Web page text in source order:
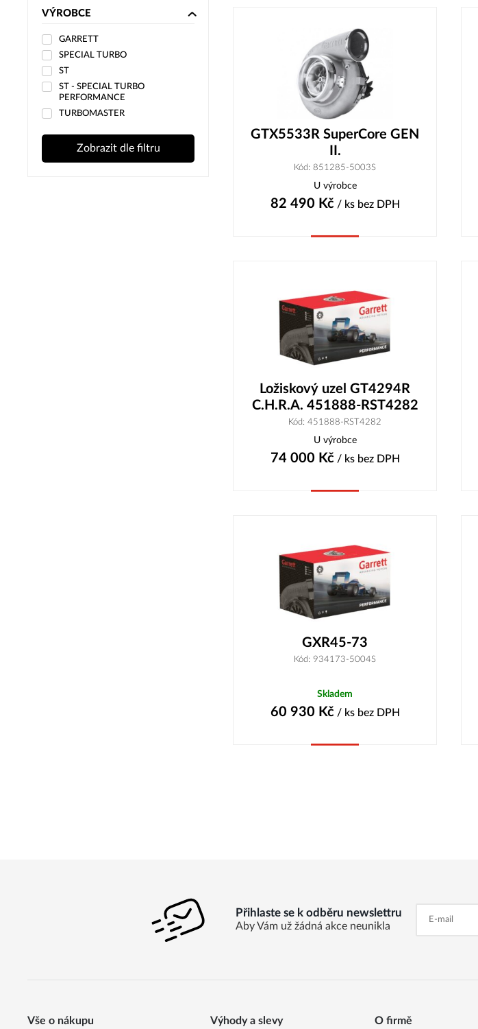
VÝROBCE
GARRETT
SPECIAL TURBO
ST
ST - SPECIAL TURBO
PERFORMANCE
TURBOMASTER
Zobrazit dle filtru
GTX5533R SuperCore GEN
II.
Kód: 851285-5003S
U výrobce
82 490 Kč/ ks bez DPH
Ložiskový uzel GT4294R
C.H.R.A. 451888-RST4282
Kód: 451888-RST4282
U výrobce
74 000 Kč/ ks bez DPH
GXR45-73
Kód: 934173-5004S
Skladem
60 930 Kč/ ks bez DPH
Přihlaste se k odběru newslettru
Aby Vám už žádná akce neunikla
Vše o nákupu Výhody a slevy O firmě